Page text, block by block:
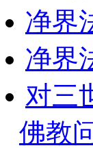
净界
净界
对三
佛教